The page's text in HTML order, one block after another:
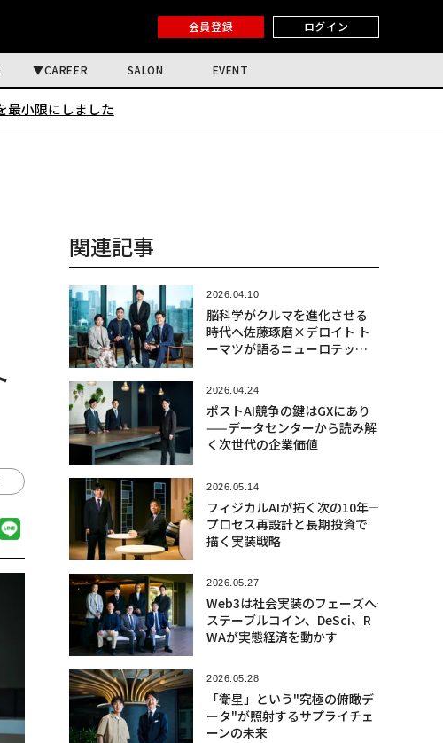
会員登録 ログイン
CAREER SALON EVENT
最小限にしました
関連記事
2026.04.10
脳科学がクルマを進化させる
時代へ――佐藤琢磨×デロイト ト
ーマツが語るニューロテック
2026.04.24
ポストAI競争の鍵はGXにあり
——データセンターから読み解
く次世代の企業価値
2026.05.14
フィジカルAIが拓く次の10年――
プロセス再設計と長期投資で
描く実装戦略
2026.05.27
Web3は社会実装のフェーズへ――
ステーブルコイン、DeSci、R
WAが実態経済を動かす
2026.05.28
「衛星」という"究極の俯瞰デ
ータ"が照射するサプライチェ
ーンの未来